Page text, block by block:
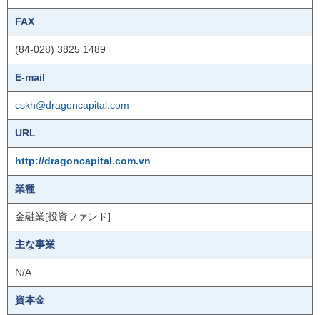
FAX
(84-028) 3825 1489
E-mail
cskh@dragoncapital.com
URL
http://dragoncapital.com.vn
業種
金融業[投資ファンド]
主な事業
N/A
資本金